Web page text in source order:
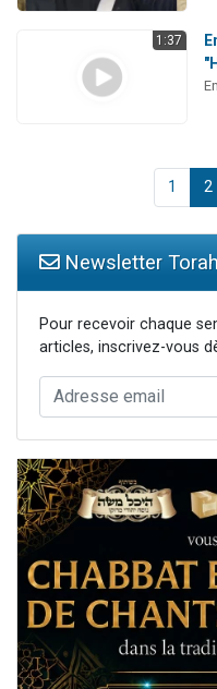
1:37
1 2
Newsletter
Pour recevoir chaque
articles, inscrivez-vous